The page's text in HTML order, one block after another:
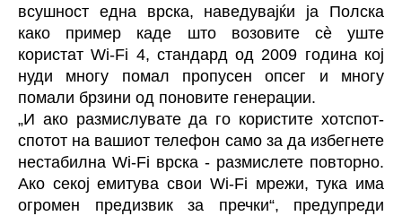
всушност една врска, наведувајќи ја Полска
како пример каде што возовите сè уште
користат Wi-Fi 4, стандард од 2009 година кој
нуди многу помал пропусен опсег и многу
помали брзини од поновите генерации.
„И ако размислувате да го користите хотспот-
спотот на вашиот телефон само за да избегнете
нестабилна Wi-Fi врска - размислете повторно.
Ако секој емитува свои Wi-Fi мрежи, тука има
огромен предизвик за пречки“, предупреди